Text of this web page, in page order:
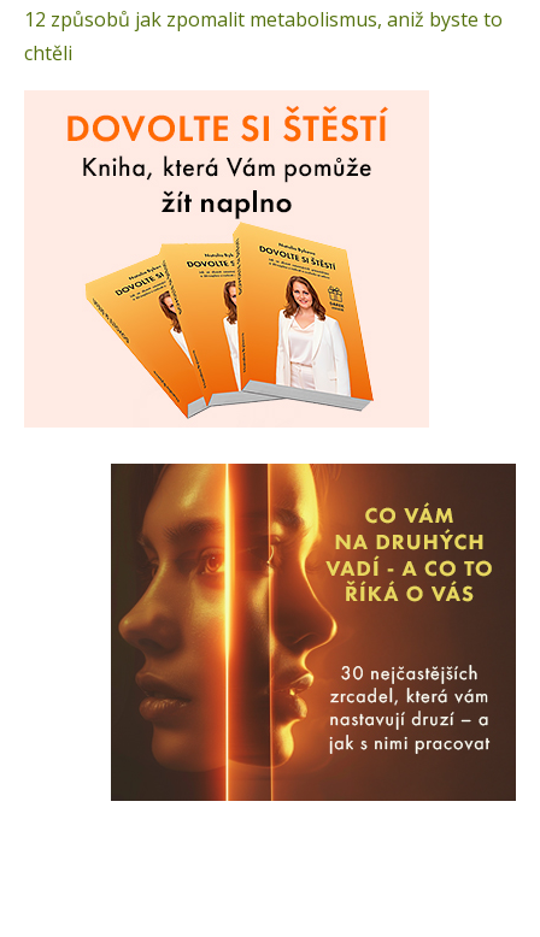
12 způsobů jak zpomalit metabolismus, aniž byste to
chtěli